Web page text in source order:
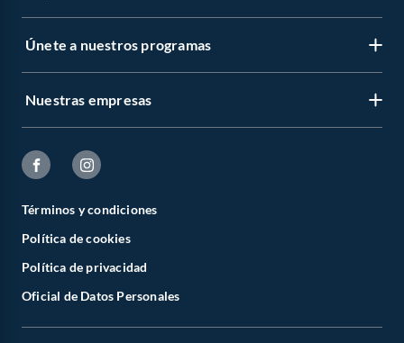
Únete a nuestros programas
Nuestras empresas
Términos y condiciones
Política de cookies
Política de privacidad
Oficial de Datos Personales